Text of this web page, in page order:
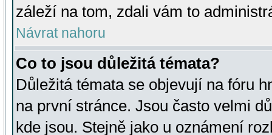
záleží na tom, zdali vám to
Návrat nahoru
Co to jsou důležitá témata?
Důležitá témata se objevují na fóru
na první stránce. Jsou často velmi
kde jsou. Stejně jako u oznámení